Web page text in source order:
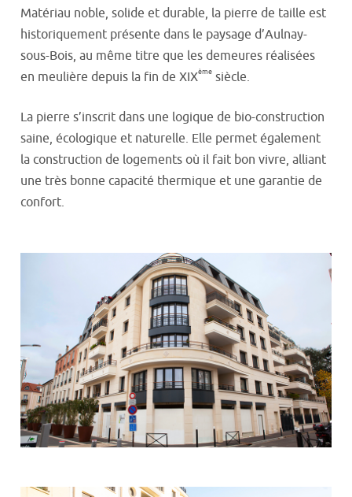
Matériau noble, solide et durable, la pierre de taille est
historiquement présente dans le paysage d’Aulnay-
sous-Bois, au même titre que les demeures réalisées
en meulière depuis la fin de XIXème siècle.
La pierre s’inscrit dans une logique de bio-construction
saine, écologique et naturelle. Elle permet également
la construction de logements où il fait bon vivre, alliant
une très bonne capacité thermique et une garantie de
confort.